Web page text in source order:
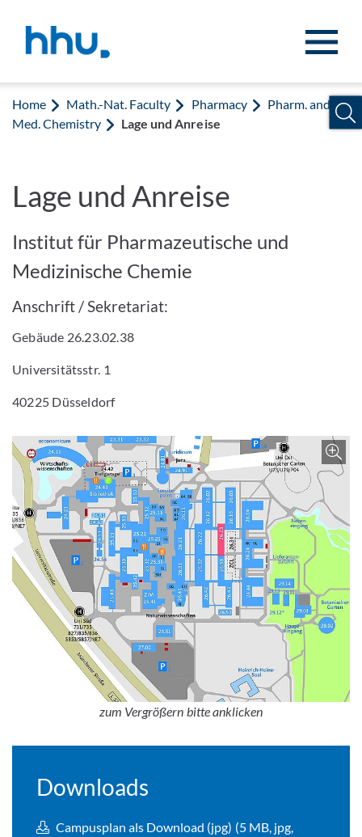
Home Math.-Nat. Faculty Pharmacy
Pharm. and
Med. Chemistry
Lage und Anreise
Lage und Anreise
Institut für Pharmazeutische und
Medizinische Chemie
Anschrift / Sekretariat:
Gebäude 26.23.02.38
Universitätsstr. 1
40225 Düsseldorf
zum Vergrößern bitte anklicken
Downloads
Campusplan als Download (jpg) (5 MB, jpg,